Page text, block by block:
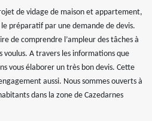
de vidage de maison et appartement,
préparatif par une demande de devis.
de comprendre l’ampleur des tâches à
A travers les informations que
vous élaborer un très bon devis. Cette
aussi. Nous sommes ouverts à
dans la zone de Cazedarnes